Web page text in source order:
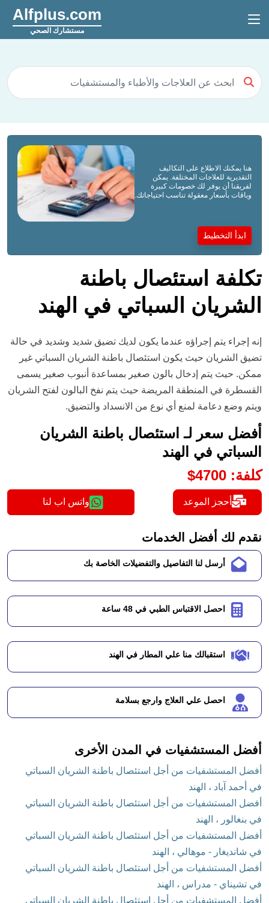
Alfplus.com
مستشارك الصحي
هنا يمكنك الاطلاع على التكاليف
التقديرية للعلاجات المختلفة. يمكن
لفريقنا أن يوفر لك خصومات كبيرة
وباقات بأسعار معقولة تناسب احتياجاتك.
ابدأ التخطيط
تكلفة استئصال باطنة
الشريان السباتي في الهند
إنه إجراء يتم إجراؤه عندما يكون لديك تضيق شديد وشديد في حالة
تضيق الشريان حيث يكون استئصال باطنة الشريان السباتي غير
ممكن. حيث يتم إدخال بالون صغير بمساعدة أنبوب صغير يسمى
القسطرة في المنطقة المريضة حيث يتم نفخ البالون لفتح الشريان
ويتم وضع دعامة لمنع أي نوع من الانسداد والتضيق.
أفضل سعر لـ استئصال باطنة الشريان
السباتي في الهند
كلفة:
$4700
أحجز الموعد واتس اب لنا
نقدم لك أفضل الخدمات
أرسل لنا التفاصيل والتفضيلات الخاصة بك
احصل الاقتباس الطبي في 48 ساعة
استقبالك منا علي المطار في الهند
احصل علي العلاج وارجع بسلامة
أفضل المستشفيات في المدن الأخرى
أفضل المستشفيات من أجل استئصال باطنة الشريان السباتي
في أحمد آباد ، الهند
أفضل المستشفيات من أجل استئصال باطنة الشريان السباتي
في بنغالور ، الهند
أفضل المستشفيات من أجل استئصال باطنة الشريان السباتي
في شانديغار - موهالي ، الهند
أفضل المستشفيات من أجل استئصال باطنة الشريان السباتي
في تشيناي - مدراس ، الهند
أفضل المستشفيات من أجل استئصال باطنة الشريان السباتي